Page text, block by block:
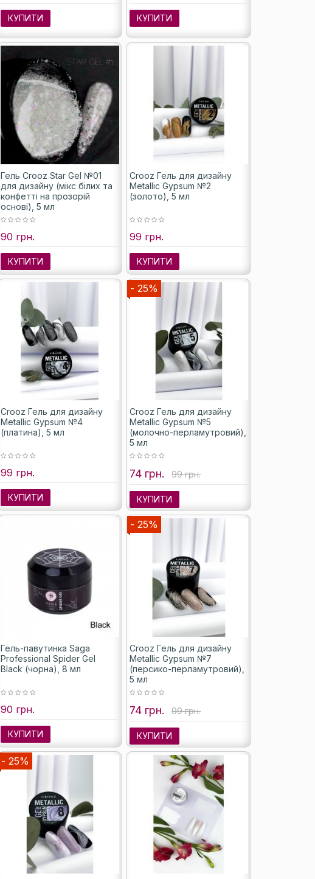
КУПИТИ КУПИТИ
Гель Crooz Star Gel №01
для дизайну (мікс білих та
конфетті на прозорій
основі), 5 мл
90 грн.
КУПИТИ
Crooz Гель для дизайну
Metallic Gypsum №2
(золото), 5 мл
99 грн.
КУПИТИ
Crooz Гель для дизайну
Metallic Gypsum №4
(платина), 5 мл
99 грн.
КУПИТИ
- 25%
Crooz Гель для дизайну
Metallic Gypsum №5
(молочно-перламутровий),
5 мл
74 грн. 99 грн.
КУПИТИ
Гель-павутинка Saga
Professional Spider Gel
Black (чорна), 8 мл
90 грн.
КУПИТИ
- 25%
Crooz Гель для дизайну
Metallic Gypsum №7
(персико-перламутровий),
5 мл
74 грн. 99 грн.
КУПИТИ
- 25%